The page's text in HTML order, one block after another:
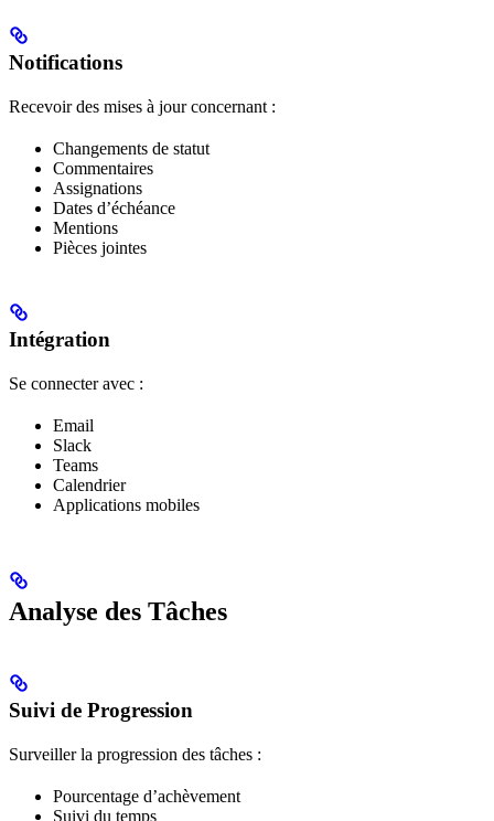
Notifications
Recevoir des mises à jour concernant :
Changements de statut
Commentaires
Assignations
Dates d’échéance
Mentions
Pièces jointes
Intégration
Se connecter avec :
Email
Slack
Teams
Calendrier
Applications mobiles
Analyse des Tâches
Suivi de Progression
Surveiller la progression des tâches :
Pourcentage d’achèvement
Suivi du temps